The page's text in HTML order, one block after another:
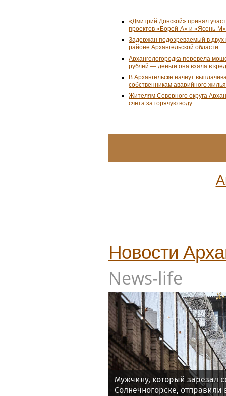
«Дмитрий Донской» принял
проектов «Борей-А» и «Ясень-М»
Задержан подозреваемый в
районе Архангельской области
Архангелогородка перевела
рублей — деньги она взяла в
В Архангельске начнут
собственникам аварийного жилья
Жителям Северного округа
счета за горячую воду
Новости
News-life
Мужчину, который зарезал
Солнечногорске, отправили